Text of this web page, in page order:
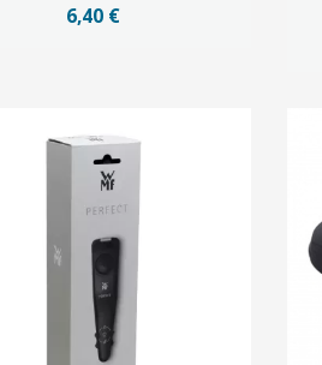
6,40 €